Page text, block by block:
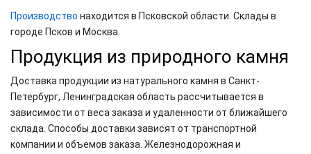
Производство находится в Псковской области. Склады в
городе Псков и Москва.
Продукция из природного камня
Доставка продукции из натурального камня в Санкт-
Петербург, Ленинградская область рассчитывается в
зависимости от веса заказа и удаленности от ближайшего
склада. Способы доставки зависят от транспортной
компании и объемов заказа. Железнодорожная и